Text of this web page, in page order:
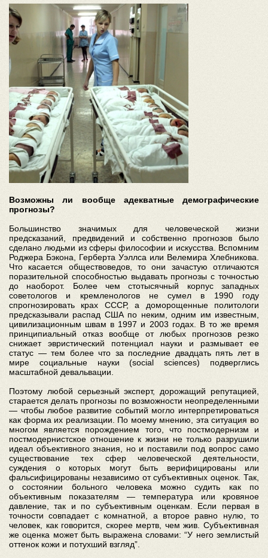
Возможны ли вообще адекватные демографические
прогнозы?
Большинство значимых для человеческой жизни
предсказаний, предвидений и собственно прогнозов было
сделано людьми из сферы философии и искусства. Вспомним
Роджера Бэкона, Герберта Уэллса или Велемира Хлебникова.
Что касается обществоведов, то они зачастую отличаются
поразительной способностью выдавать прогнозы с точностью
до наоборот. Более чем стотысячный корпус западных
советологов и кремленологов не сумел в 1990 году
спрогнозировать крах СССР, а доморощенные политологи
предсказывали распад США по неким, одним им известным,
цивилизационным швам в 1997 и 2003 годах. В то же время
принципиальный отказ вообще от любых прогнозов резко
снижает эвристический потенциал науки и размывает ее
статус — тем более что за последние двадцать пять лет в
мире социальные науки (social sciences) подверглись
масштабной девальвации.
Поэтому любой серьезный эксперт, дорожащий репутацией,
старается делать прогнозы по возможности неопределенными
— чтобы любое развитие событий могло интерпретироваться
как форма их реализации. По моему мнению, эта ситуация во
многом является порождением того, что постмодернизм и
постмодернистское отношение к жизни не только разрушили
идеал объективного знания, но и поставили под вопрос само
существование тех сфер человеческой деятельности,
суждения о которых могут быть верифицированы или
фальсифицированы независимо от субъективных оценок. Так,
о состоянии больного человека можно судить как по
объективным показателям — температура или кровяное
давление, так и по субъективным оценкам. Если первая в
точности совпадает с комнатной, а второе равно нулю, то
человек, как говорится, скорее мертв, чем жив. Субъективная
же оценка может быть выражена словами: “У него землистый
оттенок кожи и потухший взгляд”.